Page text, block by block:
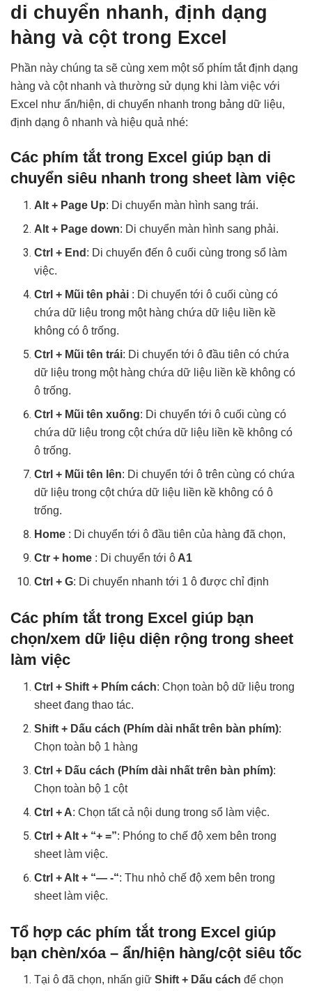
di chuyển nhanh, định dạng
hàng và cột trong Excel
Phần này chúng ta sẽ cùng xem một số phím tắt định dạng
hàng và cột nhanh và thường sử dụng khi làm việc với
Excel như ẩn/hiện, di chuyển nhanh trong bảng dữ liệu,
định dạng ô nhanh và hiệu quả nhé:
Các phím tắt trong Excel giúp bạn di
chuyển siêu nhanh trong sheet làm việc
Alt + Page Up: Di chuyển màn hình sang trái.
Alt + Page down: Di chuyển màn hình sang phải.
Ctrl + End : Di chuyển đến ô cuối cùng trong sổ làm
việc.
Ctrl + Mũi tên phải : Di chuyển tới ô cuối cùng có
chứa dữ liệu trong một hàng chứa dữ liệu liền kề
không có ô trống.
Ctrl + Mũi tên trái: Di chuyển tới ô đầu tiên có chứa
dữ liệu trong một hàng chứa dữ liệu liền kề không có
ô trống.
Ctrl + Mũi tên xuống: Di chuyển tới ô cuối cùng có
chứa dữ liệu trong cột chứa dữ liệu liền kề không có
ô trống.
Ctrl + Mũi tên lên: Di chuyển tới ô trên cùng có chứa
dữ liệu trong cột chứa dữ liệu liền kề không có ô
trống.
Home : Di chuyển tới ô đầu tiên của hàng đã chọn,
Ctr + home : Di chuyển tới ô A1
Ctrl + G: Di chuyển nhanh tới 1 ô được chỉ định
Các phím tắt trong Excel giúp bạn
chọn/xem dữ liệu diện rộng trong sheet
làm việc
Ctrl + Shift + Phím cách: Chọn toàn bộ dữ liệu trong
sheet đang thao tác.
Shift + Dấu cách (Phím dài nhất trên bàn phím):
Chọn toàn bộ 1 hàng
Ctrl + Dấu cách (Phím dài nhất trên bàn phím):
Chọn toàn bộ 1 cột
Ctrl + A: Chọn tất cả nội dung trong sổ làm việc.
Ctrl + Alt + “+ =”: Phóng to chế độ xem bên trong
sheet làm việc.
Ctrl + Alt + “— -“: Thu nhỏ chế độ xem bên trong
sheet làm việc.
Tổ hợp các phím tắt trong Excel giúp
bạn chèn/xóa – ẩn/hiện hàng/cột siêu tốc
Tại ô đã chọn, nhấn giữ Shift + Dấu cáchđể chọn